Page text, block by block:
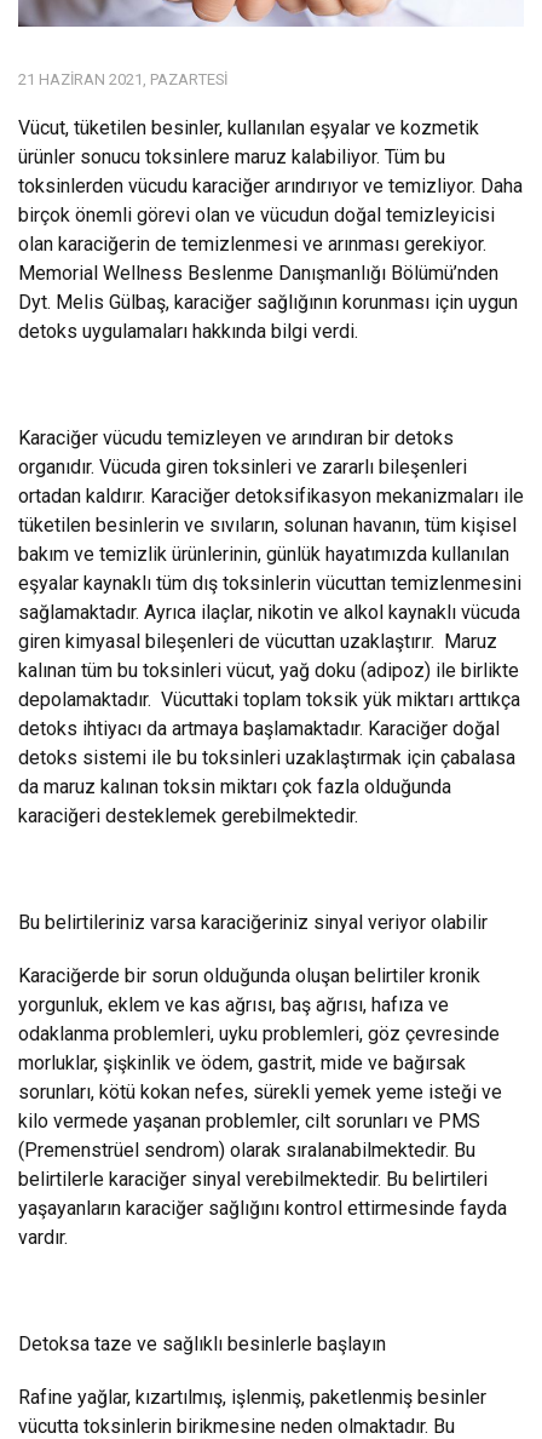
21 HAZIRAN 2021, PAZARTESI
Vücut, tüketilen besinler, kullanılan eşyalar ve kozmetik
ürünler sonucu toksinlere maruz kalabiliyor. Tüm bu
toksinlerden vücudu karaciğer arındırıyor ve temizliyor. Daha
birçok önemli görevi olan ve vücudun doğal temizleyicisi
olan karaciğerin de temizlenmesi ve arınması gerekiyor.
Memorial Wellness Beslenme Danışmanlığı Bölümü’nden
Dyt. Melis Gülbaş, karaciğer sağlığının korunması için uygun
detoks uygulamaları hakkında bilgi verdi.
Karaciğer vücudu temizleyen ve arındıran bir detoks
organıdır. Vücuda giren toksinleri ve zararlı bileşenleri
ortadan kaldırır. Karaciğer detoksifikasyon mekanizmaları ile
tüketilen besinlerin ve sıvıların, solunan havanın, tüm kişisel
bakım ve temizlik ürünlerinin, günlük hayatımızda kullanılan
eşyalar kaynaklı tüm dış toksinlerin vücuttan temizlenmesini
sağlamaktadır. Ayrıca ilaçlar, nikotin ve alkol kaynaklı vücuda
giren kimyasal bileşenleri de vücuttan uzaklaştırır. Maruz
kalınan tüm bu toksinleri vücut, yağ doku (adipoz) ile birlikte
depolamaktadır. Vücuttaki toplam toksik yük miktarı arttıkça
detoks ihtiyacı da artmaya başlamaktadır. Karaciğer doğal
detoks sistemi ile bu toksinleri uzaklaştırmak için çabalasa
da maruz kalınan toksin miktarı çok fazla olduğunda
karaciğeri desteklemek gerebilmektedir.
Bu belirtileriniz varsa karaciğeriniz sinyal veriyor olabilir
Karaciğerde bir sorun olduğunda oluşan belirtiler kronik
yorgunluk, eklem ve kas ağrısı, baş ağrısı, hafıza ve
odaklanma problemleri, uyku problemleri, göz çevresinde
morluklar, şişkinlik ve ödem, gastrit, mide ve bağırsak
sorunları, kötü kokan nefes, sürekli yemek yeme isteği ve
kilo vermede yaşanan problemler, cilt sorunları ve PMS
(Premenstrüel sendrom) olarak sıralanabilmektedir. Bu
belirtilerle karaciğer sinyal verebilmektedir. Bu belirtileri
yaşayanların karaciğer sağlığını kontrol ettirmesinde fayda
vardır.
Detoksa taze ve sağlıklı besinlerle başlayın
Rafine yağlar, kızartılmış, işlenmiş, paketlenmiş besinler
vücutta toksinlerin birikmesine neden olmaktadır. Bu